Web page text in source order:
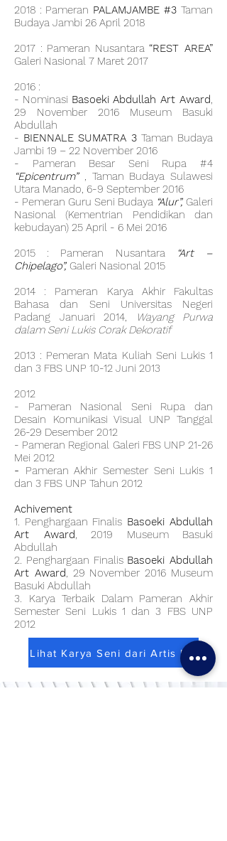
2018 : Pameran PALAMJAMBE #3Taman
Budaya Jambi 26 April 2018
2017 : Pameran Nusantara“REST AREA”
Galeri Nasional 7 Maret 2017
2016 :
- Nominasi Basoeki Abdullah Art Award,
29 November 2016 Museum Basuki
Abdullah
- BIENNALE SUMATRA 3Taman Budaya
Jambi 19 – 22 November 2016
- Pameran Besar Seni Rupa #4
“Epicentrum” , Taman Budaya Sulawesi
Utara Manado, 6-9 September 2016
- Pemeran Guru Seni Budaya “Alur”, Galeri
Nasional (Kementrian Pendidikan dan
kebudayan) 25 April - 6 Mei 2016
2015 : Pameran Nusantara
“Art –
Chipelago”, Galeri Nasional 2015
2014 : Pameran Karya Akhir Fakultas
Bahasa dan Seni Universitas Negeri
Padang Januari 2014,
Wayang Purwa
dalam Seni Lukis Corak Dekoratif
2013 : Pemeran Mata Kuliah Seni Lukis 1
dan 3 FBS UNP 10-12 Juni 2013
2012
- Pameran Nasional Seni Rupa dan
Desain Komunikasi Visual UNP Tanggal
26-29 Desember 2012
- Pameran Regional Galeri FBS UNP 21-26
Mei 2012
- Pameran Akhir Semester Seni Lukis 1
dan 3 FBS UNP Tahun 2012
Achivement
1. Penghargaan Finalis Basoeki Abdullah
Art Award, 2019 Museum Basuki
Abdullah
2. Penghargaan Finalis Basoeki Abdullah
Art Award, 29 November 2016 Museum
Basuki Abdullah
3. Karya Terbaik Dalam Pameran Akhir
Semester Seni Lukis 1 dan 3 FBS UNP
2012
Lihat Karya Seni dari Artis Ini